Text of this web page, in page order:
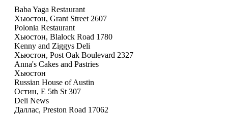
Baba Yaga Restaurant
Хьюстон, Grant Street 2607
Polonia Restaurant
Хьюстон, Blalock Road 1780
Kenny and Ziggys Deli
Хьюстон, Post Oak Boulevard 2327
Anna's Cakes and Pastries
Хьюстон
Russian House of Austin
Остин, E 5th St 307
Deli News
Даллас, Preston Road 17062